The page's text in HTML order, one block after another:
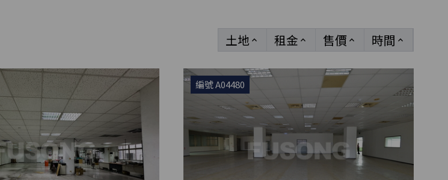
土地 keyboard_arrow_up 租金 keyboard_arrow_up 售價 keyboard_arrow_up 時間 keyboard_arrow_up
編號 A04480